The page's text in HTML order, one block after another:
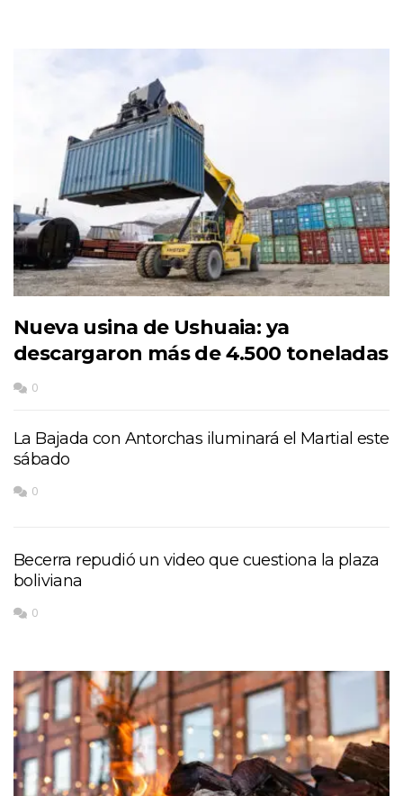
Nueva usina de Ushuaia: ya
descargaron más de 4.500 toneladas
0
La Bajada con Antorchas iluminará el Martial este
sábado
0
Becerra repudió un video que cuestiona la plaza
boliviana
0